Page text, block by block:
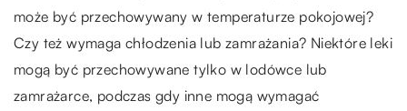
może być przechowywany w temperaturze pokojowej?
Czy też wymaga chłodzenia lub zamrażania? Niektóre leki
mogą być przechowywane tylko w lodówce lub
zamrażarce, podczas gdy inne mogą wymagać